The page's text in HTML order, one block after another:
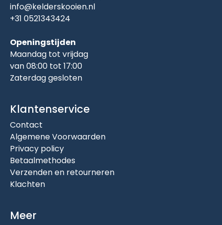
info@kelderskooien.nl
+31 0521343424
Openingstijden
Maandag tot vrijdag
van 08:00 tot 17:00
Zaterdag gesloten
Klantenservice
Contact
Algemene Voorwaarden
Privacy policy
Betaalmethodes
Verzenden en retourneren
Klachten
Meer